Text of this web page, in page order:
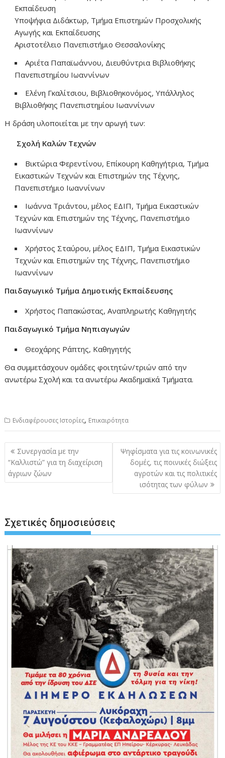
Εκπαίδευση
Υποψήφια Διδάκτωρ, Τμήμα Επιστημών Προσχολικής
Αγωγής και Εκπαίδευσης
Αριστοτέλειο Πανεπιστήμιο Θεσσαλονίκης
Αριέτα Παπαϊωάννου, Διευθύντρια Βιβλιοθήκης
Πανεπιστημίου Ιωαννίνων
Ελένη Γκαλίτσιου, Βιβλιοθηκονόμος, Υπάλληλος
Βιβλιοθήκης Πανεπιστημίου Ιωαννίνων
Η δράση υλοποιείται με την αρωγή των:
Σχολή Καλών Τεχνών
Βικτώρια Φερεντίνου, Επίκουρη Καθηγήτρια, Τμήμα
Εικαστικών Τεχνών και Επιστημών της Τέχνης,
Πανεπιστήμιο Ιωαννίνων
Ιωάννα Τριάντου, μέλος ΕΔΙΠ, Τμήμα Εικαστικών
Τεχνών και Επιστημών της Τέχνης, Πανεπιστήμιο
Ιωαννίνων
Χρήστος Σταύρου, μέλος ΕΔΙΠ, Τμήμα Εικαστικών
Τεχνών και Επιστημών της Τέχνης, Πανεπιστήμιο
Ιωαννίνων
Παιδαγωγικό Τμήμα Δημοτικής Εκπαίδευσης
Χρήστος Παπακώστας, Αναπληρωτής Καθηγητής
Παιδαγωγικό Τμήμα Νηπιαγωγών
Θεοχάρης Ράπτης, Καθηγητής
Θα συμμετάσχουν ομάδες φοιτητών/τριών από την
ανωτέρω Σχολή και τα ανωτέρω Ακαδημαϊκά Τμήματα.
Ενδιαφέρουσες Ιστορίες, Επικαιρότητα
Πλοήγηση
άρθρων
Συνεργασία με την
“Καλλιστώ” για τη διαχείριση
άγριων ζώων
Ψηφίσματα για τις κοινωνικές
δομές, τις ποινικές διώξεις
αγροτών και τις πολιτικές
ισότητας των φύλων
Σχετικές δημοσιεύσεις